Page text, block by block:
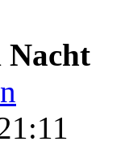
Nacht